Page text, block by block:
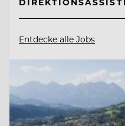
Entdecke alle Jobs